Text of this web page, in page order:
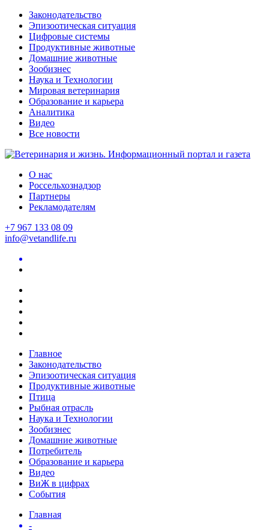
Законодательство
Эпизоотическая ситуация
Цифровые системы
Продуктивные животные
Домашние животные
Зообизнес
Наука и Технологии
Мировая ветеринария
Образование и карьера
Аналитика
Видео
Все новости
О нас
Россельхознадзор
Партнеры
Рекламодателям
+7 967 133 08 09
info@vetandlife.ru
Главное
Законодательство
Эпизоотическая ситуация
Продуктивные животные
Птица
Рыбная отрасль
Наука и Технологии
Зообизнес
Домашние животные
Потребитель
Образование и карьера
Видео
ВиЖ в цифрах
События
Главная
-